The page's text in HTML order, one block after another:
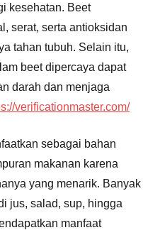
kesehatan. Beet
serat, serta antioksidan
tahan tubuh. Selain itu,
beet dipercaya dapat
darah dan menjaga
verificationmaster.com/
sebagai bahan
makanan karena
yang menarik. Banyak
jus, salad, sup, hingga
manfaat